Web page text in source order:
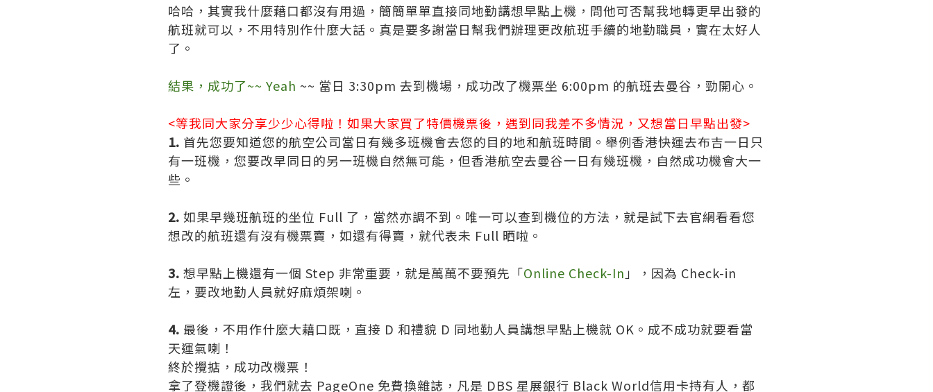
哈哈，其實我什麼藉口都沒有用過，簡簡單單直接同地勤講想早點上機，問他可否幫我地轉更早出發的
航班就可以，不用特別作什麼大話。真是要多謝當日幫我們辦理更改航班手續的地勤職員，實在太好人
了。
結果，成功了~~ Yeah ~~ 當日 3:30pm 去到機場，成功改了機票坐 6:00pm 的航班去曼谷，勁開心。
<等我同大家分享少少心得啦！如果大家買了特價機票後，遇到同我差不多情況，又想當日早點出發>
1. 首先您要知道您的航空公司當日有幾多班機會去您的目的地和航班時間。舉例香港快運去布吉一日只
有一班機，您要改早同日的另一班機自然無可能，但香港航空去曼谷一日有幾班機，自然成功機會大一
些。
2. 如果早幾班航班的坐位 Full 了，當然亦調不到。唯一可以查到機位的方法，就是試下去官網看看您
想改的航班還有沒有機票賣，如還有得賣，就代表未 Full 晒啦。
3. 想早點上機還有一個 Step 非常重要，就是萬萬不要預先「Online Check-In 」，因為 Check-in
左，要改地勤人員就好麻煩架喇。
4. 最後，不用作什麼大藉口既，直接 D 和禮貌 D 同地勤人員講想早點上機就 OK。成不成功就要看當
天運氣喇！
終於攪掂，成功改機票！
拿了登機證後，我們就去 PageOne 免費換雜誌，凡是 DBS 星展銀行 Black World信用卡持有人，都